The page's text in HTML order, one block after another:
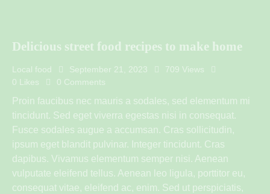
Delicious street food recipes to make home
Local food September 21, 2023 709 Views
0 Likes 0 Comments
Proin faucibus nec mauris a sodales, sed elementum mi
tincidunt. Sed eget viverra egestas nisi in consequat.
Fusce sodales augue a accumsan. Cras sollicitudin,
ipsum eget blandit pulvinar. Integer tincidunt. Cras
dapibus. Vivamus elementum semper nisi. Aenean
vulputate eleifend tellus. Aenean leo ligula, porttitor eu,
consequat vitae, eleifend ac, enim. Sed ut perspiciatis,